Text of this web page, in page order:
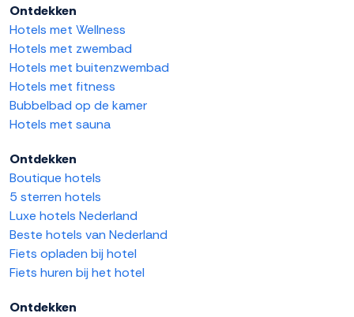
Ontdekken
Hotels met Wellness
Hotels met zwembad
Hotels met buitenzwembad
Hotels met fitness
Bubbelbad op de kamer
Hotels met sauna
Ontdekken
Boutique hotels
5 sterren hotels
Luxe hotels Nederland
Beste hotels van Nederland
Fiets opladen bij hotel
Fiets huren bij het hotel
Ontdekken